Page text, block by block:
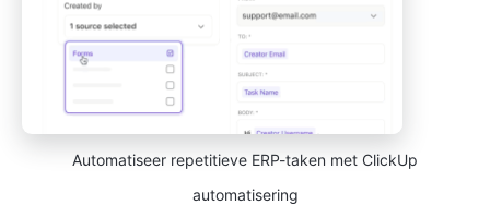
Automatiseer repetitieve ERP-taken met ClickUp
automatisering